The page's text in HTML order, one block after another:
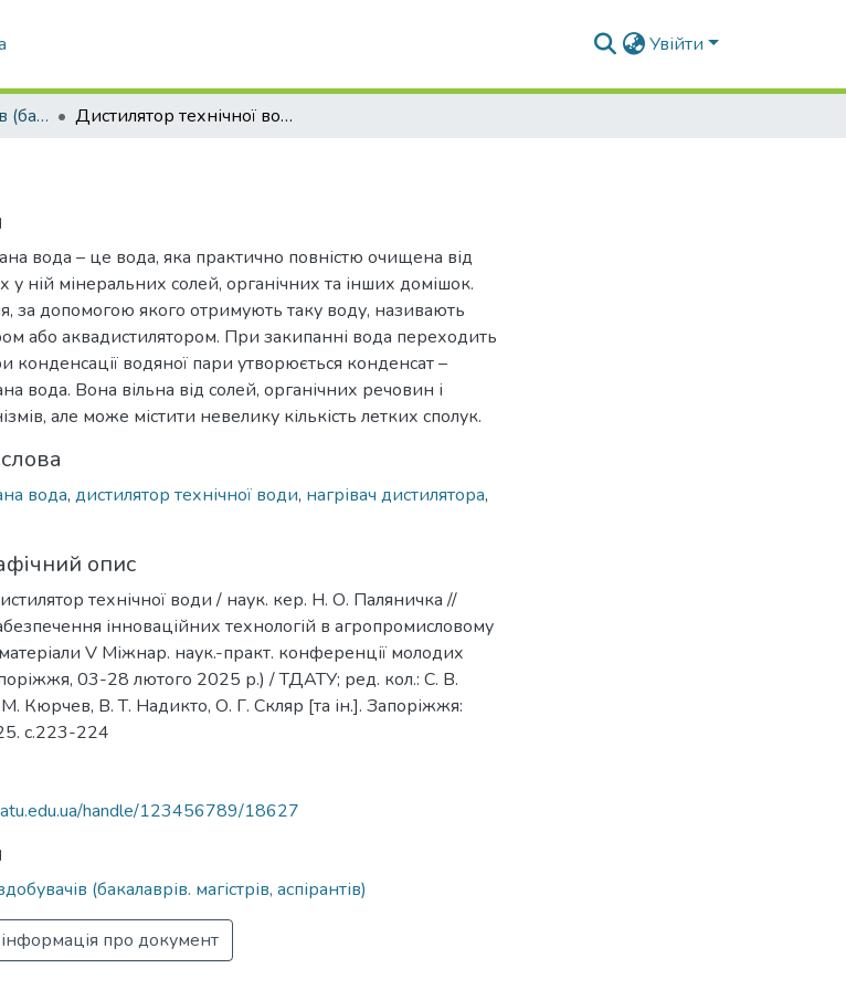
Увійти
Публікації здобувачів (бакалаврів. магістрів, аспірантів) Дистилятор технічної води
вода – це вода, яка практично повністю очищена від
у ній мінеральних солей, органічних та інших домішок.
за допомогою якого отримують таку воду, називають
або аквадистилятором. При закипанні вода переходить
конденсації водяної пари утворюється конденсат –
вода. Вона вільна від солей, органічних речовин і
але може містити невелику кількість летких сполук.
вода, дистилятор технічної води, нагрівач дистилятора,
опис
технічної води / наук. кер. Н. О. Паляничка //
інноваційних технологій в агропромисловому
V Міжнар. наук.-практ. конференції молодих
03-28 лютого 2025 р.) / ТДАТУ; ред. кол.: С. В.
Кюрчев, В. Т. Надикто, О. Г. Скляр [та ін.]. Запоріжжя:
с.223-224
handle/123456789/18627
(бакалаврів. магістрів, аспірантів)
про документ